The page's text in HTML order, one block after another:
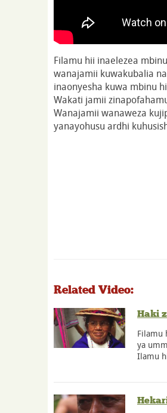
Filamu hii inaelezea
wanajamii kuwakubalia
inaonyesha kuwa mbinu
Wakati jamii
Wanajamii wanaweza
yanayohusu ardhi
Related Video:
Haki
Filamu
ya
Ilamu